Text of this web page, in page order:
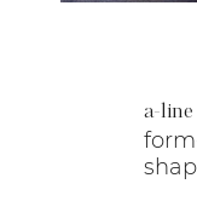
a-line